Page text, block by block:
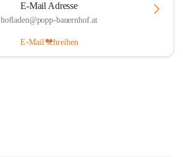
E-Mail Adresse
hofladen@popp-bauernhof.at
E-Mail schreiben